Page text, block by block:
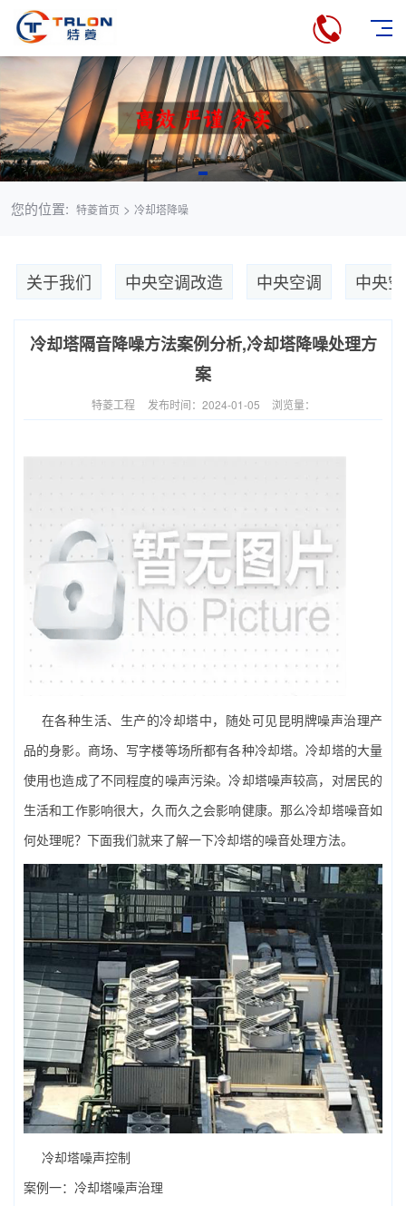
您的位置: 特菱首页 > 冷却塔降噪
关于我们 中央空调改造 中央空调 中央
冷却塔隔音降噪方法案例分析,冷却塔降噪处理方
案
特菱工程 发布时间：2024-01-05 浏览量：
在各种生活、生产的冷却塔中，随处可见昆明牌噪声治理产
品的身影。商场、写字楼等场所都有各种冷却塔。冷却塔的大量
使用也造成了不同程度的噪声污染。冷却塔噪声较高，对居民的
生活和工作影响很大，久而久之会影响健康。那么冷却塔噪音如
何处理呢？下面我们就来了解一下冷却塔的噪音处理方法。
冷却塔噪声控制
案例一：冷却塔噪声治理